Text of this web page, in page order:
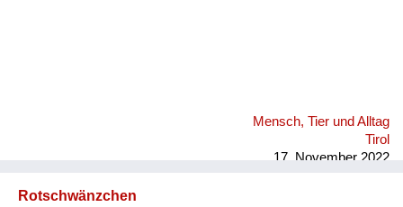
Mensch, Tier und Alltag
Tirol
17. November 2022
Rotschwänzchen